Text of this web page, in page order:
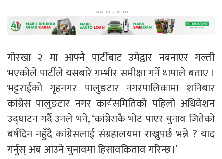
गोरखा २ मा आफ्नै पार्टीबाट उमेद्वार नबनाएर गल्ती
भएकोले पार्टीले यसबारे गम्भीर समीक्षा गर्ने थापाले बताए ।
भट्टराईको गृहनगर पालुङटार नगरपालिकामा शनिबार
कांग्रेस पालुङटार नगर कार्यसमितिको पहिलो अधिवेशन
उद्घाटन गर्दै उनले भने, ‘कांग्रेसकै भोट पाएर चुनाव जितेको
बर्षदिन नहुँदै कांग्रेसलाई संग्रहालयमा राख्नुपर्छ भन्ने ? याद
गर्नुस् अब आउने चुनावमा हिसावकिताव गरिन्छ।’